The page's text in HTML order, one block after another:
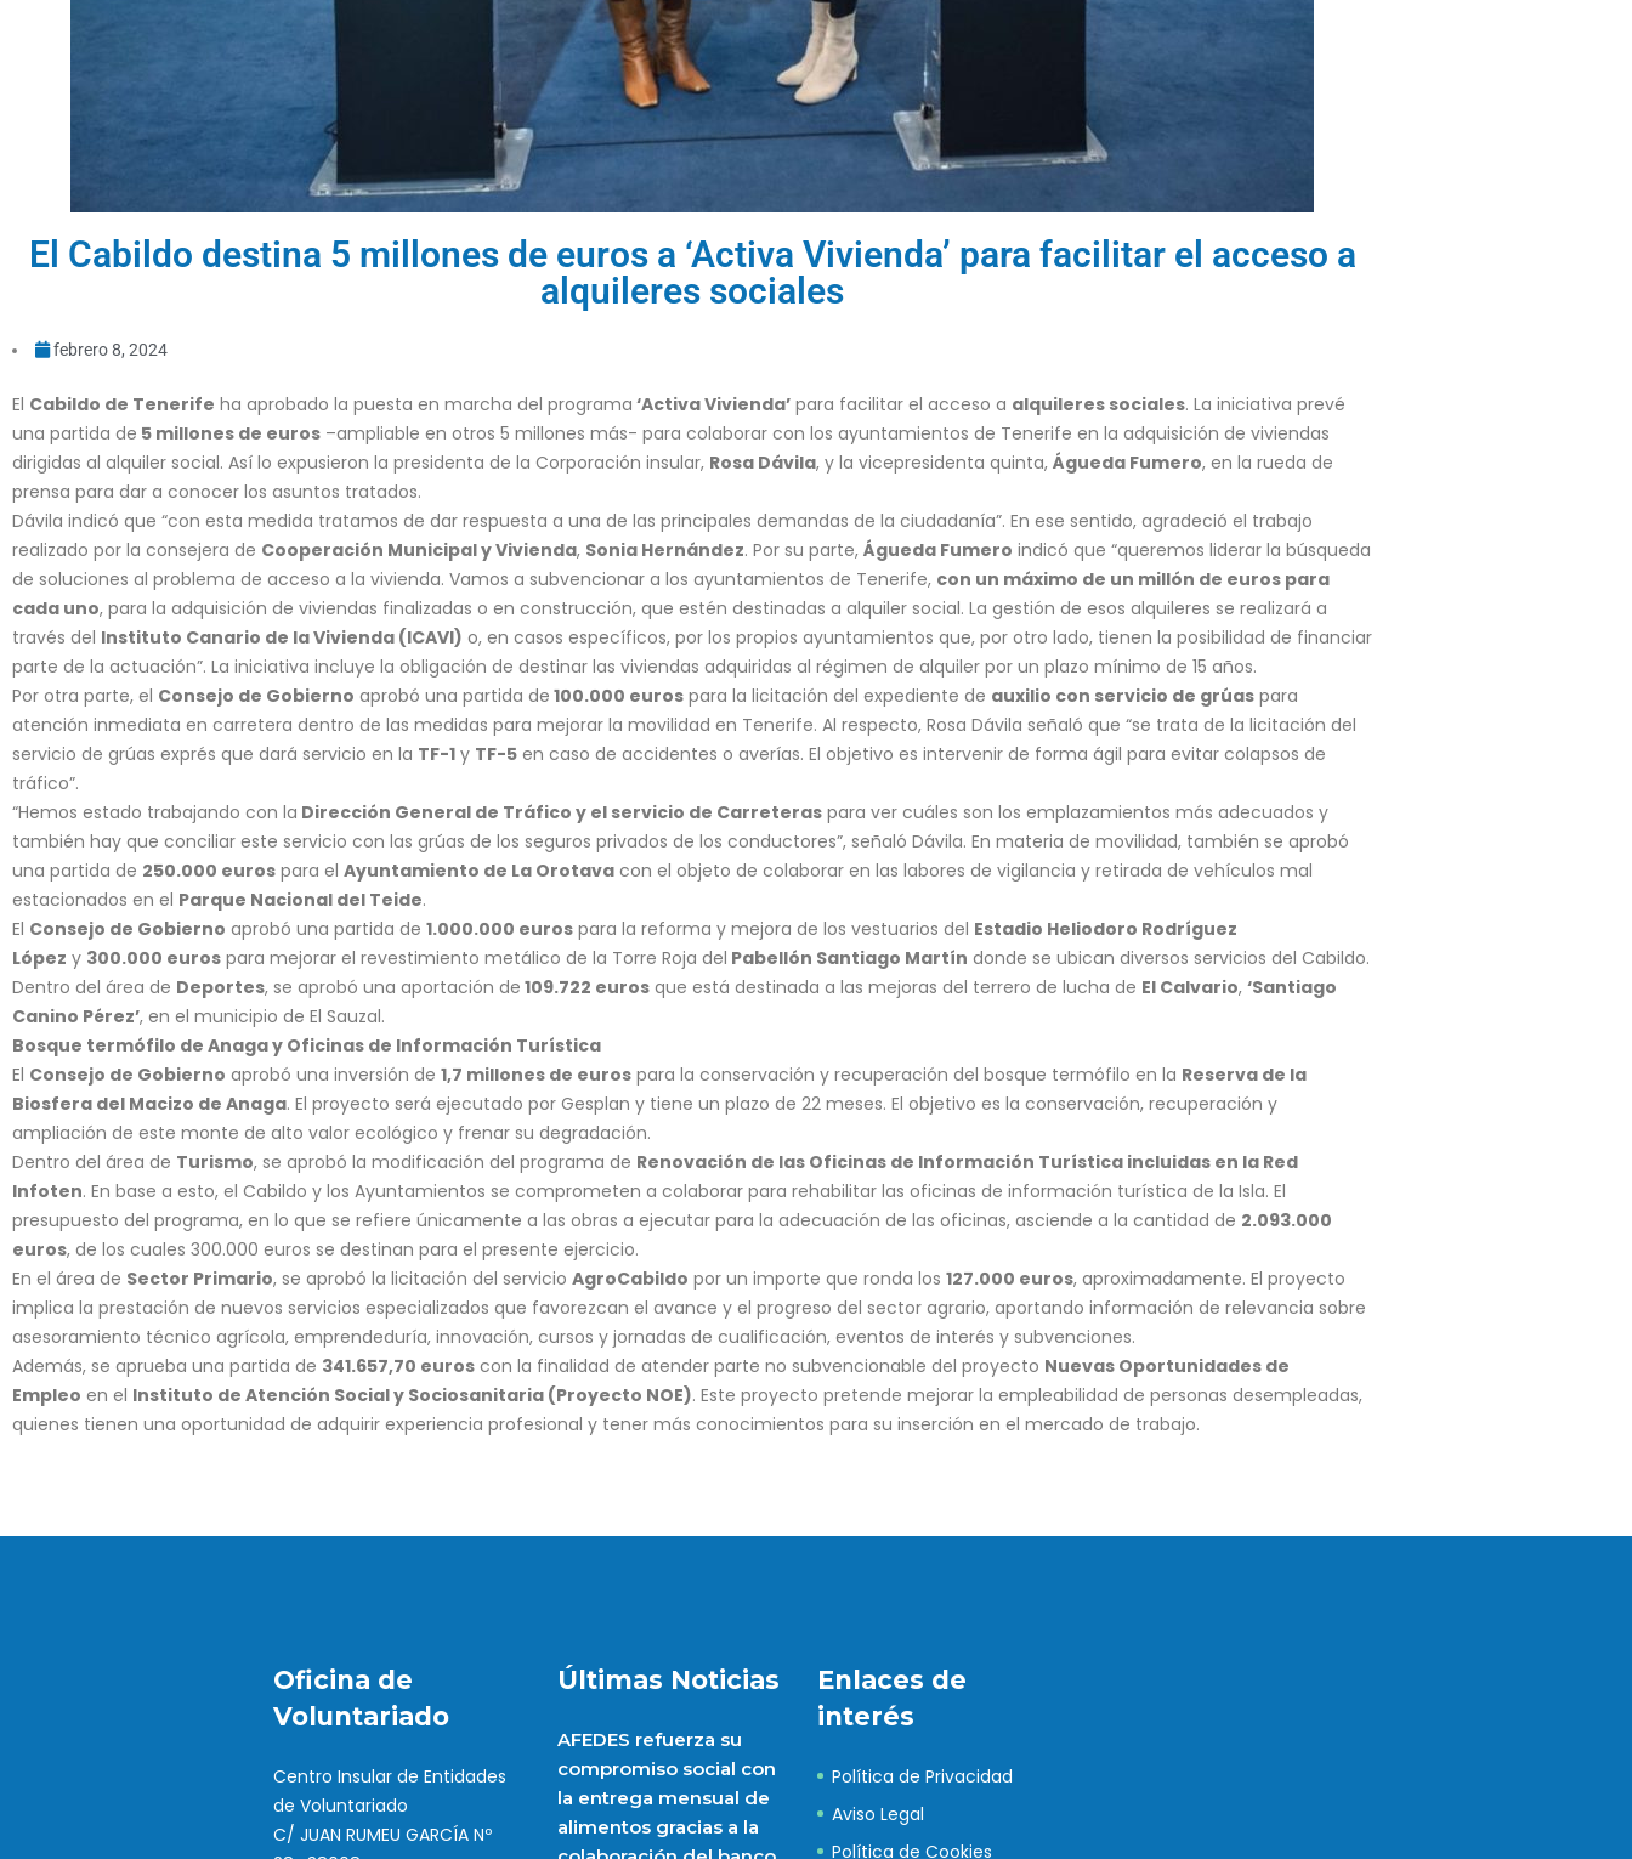
El Cabildo destina 5 millones de euros a ‘Activa Vivienda’ para facilitar el acceso a
alquileres sociales
febrero 8, 2024
El Cabildo de Tenerife ha aprobado la puesta en marcha del programa ‘Activa Vivienda’ para facilitar el acceso a alquileres sociales. La iniciativa prevé
una partida de 5 millones de euros –ampliable en otros 5 millones más- para colaborar con los ayuntamientos de Tenerife en la adquisición de viviendas
dirigidas al alquiler social. Así lo expusieron la presidenta de la Corporación insular, Rosa Dávila, y la vicepresidenta quinta, Águeda Fumero, en la rueda de
prensa para dar a conocer los asuntos tratados.
Dávila indicó que “con esta medida tratamos de dar respuesta a una de las principales demandas de la ciudadanía”. En ese sentido, agradeció el trabajo
realizado por la consejera de Cooperación Municipal y Vivienda, Sonia Hernández. Por su parte, Águeda Fumero indicó que “queremos liderar la búsqueda
de soluciones al problema de acceso a la vivienda. Vamos a subvencionar a los ayuntamientos de Tenerife, con un máximo de un millón de euros para
cada uno, para la adquisición de viviendas finalizadas o en construcción, que estén destinadas a alquiler social. La gestión de esos alquileres se realizará a
través del Instituto Canario de la Vivienda (ICAVI) o, en casos específicos, por los propios ayuntamientos que, por otro lado, tienen la posibilidad de financiar
parte de la actuación”. La iniciativa incluye la obligación de destinar las viviendas adquiridas al régimen de alquiler por un plazo mínimo de 15 años.
Por otra parte, el Consejo de Gobierno aprobó una partida de 100.000 euros para la licitación del expediente de auxilio con servicio de grúas para
atención inmediata en carretera dentro de las medidas para mejorar la movilidad en Tenerife. Al respecto, Rosa Dávila señaló que “se trata de la licitación del
servicio de grúas exprés que dará servicio en la TF-1 y TF-5 en caso de accidentes o averías. El objetivo es intervenir de forma ágil para evitar colapsos de
tráfico”.
“Hemos estado trabajando con la Dirección General de Tráfico y el servicio de Carreteras para ver cuáles son los emplazamientos más adecuados y
también hay que conciliar este servicio con las grúas de los seguros privados de los conductores”, señaló Dávila. En materia de movilidad, también se aprobó
una partida de 250.000 euros para el Ayuntamiento de La Orotava con el objeto de colaborar en las labores de vigilancia y retirada de vehículos mal
estacionados en el Parque Nacional del Teide.
El Consejo de Gobierno aprobó una partida de 1.000.000 euros para la reforma y mejora de los vestuarios del Estadio Heliodoro Rodríguez
López y 300.000 euros para mejorar el revestimiento metálico de la Torre Roja del Pabellón Santiago Martín donde se ubican diversos servicios del Cabildo.
Dentro del área de Deportes, se aprobó una aportación de 109.722 euros que está destinada a las mejoras del terrero de lucha de El Calvario, ‘Santiago
Canino Pérez’, en el municipio de El Sauzal.
Bosque termófilo de Anaga y Oficinas de Información Turística
El Consejo de Gobierno aprobó una inversión de 1,7 millones de euros para la conservación y recuperación del bosque termófilo en la Reserva de la
Biosfera del Macizo de Anaga. El proyecto será ejecutado por Gesplan y tiene un plazo de 22 meses. El objetivo es la conservación, recuperación y
ampliación de este monte de alto valor ecológico y frenar su degradación.
Dentro del área de Turismo, se aprobó la modificación del programa de Renovación de las Oficinas de Información Turística incluidas en la Red
Infoten. En base a esto, el Cabildo y los Ayuntamientos se comprometen a colaborar para rehabilitar las oficinas de información turística de la Isla. El
presupuesto del programa, en lo que se refiere únicamente a las obras a ejecutar para la adecuación de las oficinas, asciende a la cantidad de 2.093.000
euros, de los cuales 300.000 euros se destinan para el presente ejercicio.
En el área de Sector Primario, se aprobó la licitación del servicio AgroCabildo por un importe que ronda los 127.000 euros, aproximadamente. El proyecto
implica la prestación de nuevos servicios especializados que favorezcan el avance y el progreso del sector agrario, aportando información de relevancia sobre
asesoramiento técnico agrícola, emprendeduría, innovación, cursos y jornadas de cualificación, eventos de interés y subvenciones.
Además, se aprueba una partida de 341.657,70 euros con la finalidad de atender parte no subvencionable del proyecto Nuevas Oportunidades de
Empleo en el Instituto de Atención Social y Sociosanitaria (Proyecto NOE). Este proyecto pretende mejorar la empleabilidad de personas desempleadas,
quienes tienen una oportunidad de adquirir experiencia profesional y tener más conocimientos para su inserción en el mercado de trabajo.
Oficina de
Voluntariado
Centro Insular de Entidades
de Voluntariado
C/ JUAN RUMEU GARCÍA Nº
Últimas Noticias
AFEDES refuerza su
compromiso social con
la entrega mensual de
alimentos gracias a la
Enlaces de
interés
Política de Privacidad
Aviso Legal
Política de Cookies